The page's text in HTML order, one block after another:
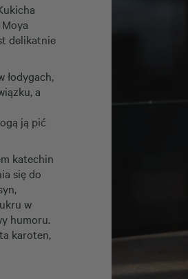
delikatnie
łodygach,
a
ją pić
katechin
się do
w
humoru.
karoten,